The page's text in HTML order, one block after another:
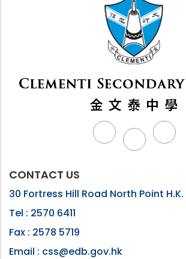
CONTACT US
30 Fortress Hill Road North Point H.K.
Tel : 2570 6411
Fax : 2578 5719
Email : css@edb.gov.hk